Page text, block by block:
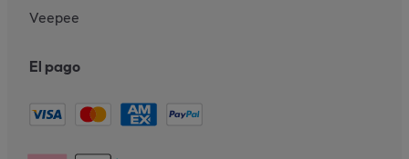
Veepee
El pago